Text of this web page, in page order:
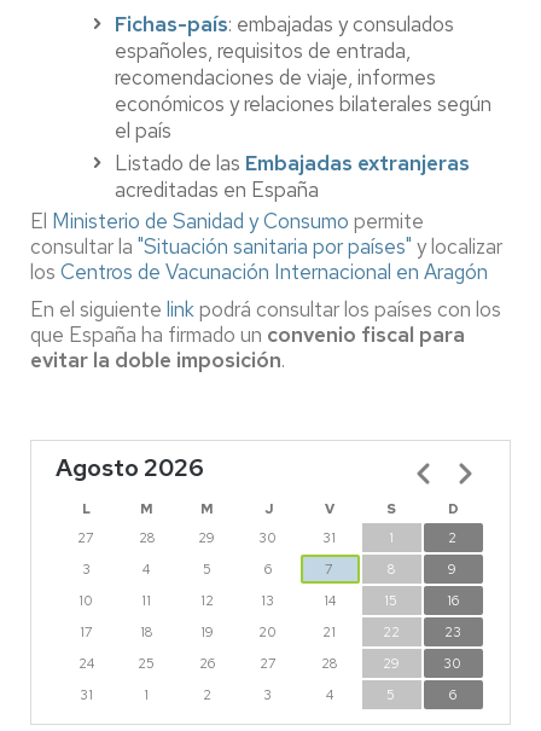
Fichas-país: embajadas y consulados
españoles, requisitos de entrada,
recomendaciones de viaje, informes
económicos y relaciones bilaterales según
el país
Listado de las Embajadas extranjeras
acreditadas en España
El Ministerio de Sanidad y Consumo permite
consultar la "Situación sanitaria por países" y localizar
los Centros de Vacunación Internacional en Aragón
En el siguiente linkpodrá consultar los países con los
que España ha firmado un convenio fiscal para
evitar la doble imposición.
Agosto 2026
L M M J V S
D
27
28 29 30 31 1
2
3
4 5 6 7 8
9
10
11 12 13 14 15
16
17
18 19 20 21 22
23
24
25 26 27 28 29
30
31
1 2 3 4 5 6
Paginación